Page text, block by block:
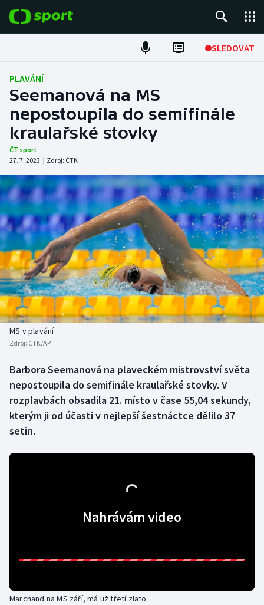
SLEDOVAT
Fotbal
Hokej
Tenis
Atletika
Cyklistika
DALŠÍ SPORTY
Americký fotbal
Baseball a softbal
Basketbal
Biatlon
Box
Curling
NEPŘEHLÉDNĚTE
Soutěže
Historické návraty
Aplikace ČT sport
PLAVÁNÍ
Seemanová na MS
nepostoupila do semifinále
kraulařské stovky
ČT sport
27. 7. 2023 | Zdroj: ČTK
MS v plavání
Zdroj: ČTK/AP
Barbora Seemanová na plaveckém mistrovství světa
nepostoupila do semifinále kraulařské stovky. V
rozplavbách obsadila 21. místo v čase 55,04 sekundy,
kterým ji od účasti v nejlepší šestnáctce dělilo 37
setin.
Nahrávám video
Marchand na MS září, má už třetí zlato